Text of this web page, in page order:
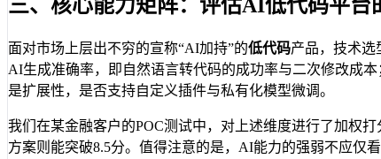
三、核心能力矩阵：评估AI低代码平台
面对市场上层出不穷的宣称“AI加持”的低代码产品，技术选
AI生成准确率，即自然语言转代码的成功率与二次修改成
是扩展性，是否支持自定义插件与私有化模型微调。
我们在某金融客户的POC测试中，对上述维度进行了加权
方案则能突破8.5分。值得注意的是，AI能力的强弱不应仅